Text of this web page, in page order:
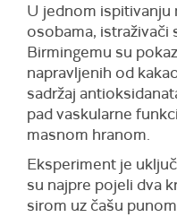
U jednom ispitivanju
osobama, istraživači
Birmingemu su
napravljenih od
sadržaj
pad vaskularne
masnom hranom.
Eksperiment je
su najpre pojeli dva
sirom uz čašu